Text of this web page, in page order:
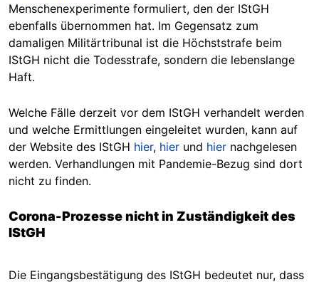
Menschenexperimente formuliert, den der IStGH
ebenfalls übernommen hat. Im Gegensatz zum
damaligen Militärtribunal ist die Höchststrafe beim
IStGH nicht die Todesstrafe, sondern die lebenslange
Haft.
Welche Fälle derzeit vor dem IStGH verhandelt werden
und welche Ermittlungen eingeleitet wurden, kann auf
der Website des IStGH hier, hier und hier nachgelesen
werden. Verhandlungen mit Pandemie-Bezug sind dort
nicht zu finden.
Corona-Prozesse nicht in Zuständigkeit des
IStGH
Die Eingangsbestätigung des IStGH bedeutet nur, dass